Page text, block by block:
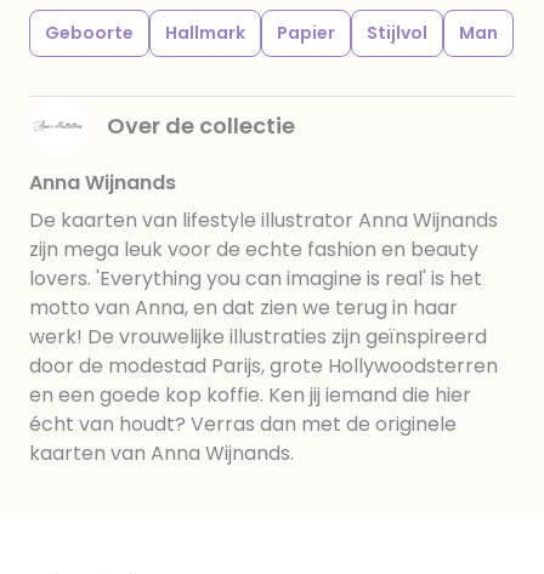
Geboorte Hallmark Papier Stijlvol Man
Over de collectie
Anna Wijnands
De kaarten van lifestyle illustrator Anna Wijnands
zijn mega leuk voor de echte fashion en beauty
lovers. 'Everything you can imagine is real' is het
motto van Anna, en dat zien we terug in haar
werk! De vrouwelijke illustraties zijn geïnspireerd
door de modestad Parijs, grote Hollywoodsterren
en een goede kop koffie. Ken jij iemand die hier
écht van houdt? Verras dan met de originele
kaarten van Anna Wijnands.